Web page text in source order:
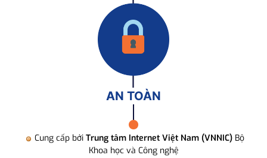
AN TOÀN
Cung cấp bởi Trung tâm Internet Việt Nam (VNNIC) Bộ
Khoa học và Công nghệ